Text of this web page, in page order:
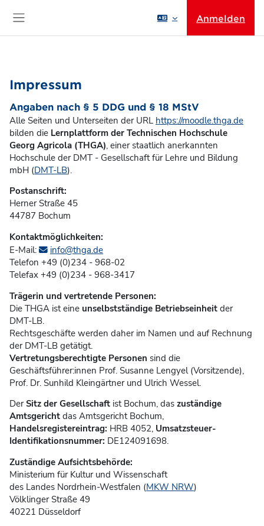
Anmelden
Impressum
Angaben nach § 5 DDG und § 18 MStV
Alle Seiten und Unterseiten der URL https://moodle.thga.de
bilden die Lernplattform der Technischen Hochschule
Georg Agricola (THGA), einer staatlich anerkannten
Hochschule der DMT - Gesellschaft für Lehre und Bildung
mbH (DMT-LB).
Postanschrift:
Herner Straße 45
44787 Bochum
Kontaktmöglichkeiten:
E-Mail:
info@thga.de
Telefon +49 (0)234 - 968-02
Telefax +49 (0)234 - 968-3417
Trägerin und vertretende Personen:
Die THGA ist eine unselbstständige Betriebseinheit der
DMT-LB.
Rechtsgeschäfte werden daher im Namen und auf Rechnung
der DMT-LB getätigt.
Vertretungsberechtigte Personen sind die
Geschäftsführer:innen Prof. Susanne Lengyel (Vorsitzende),
Prof. Dr. Sunhild Kleingärtner und Ulrich Wessel.
DerSitz der Gesellschaft ist Bochum, das zuständige
Amtsgericht das Amtsgericht Bochum,
Handelsregistereintrag: HRB 4052, Umsatzsteuer-
Identifikationsnummer: DE124091698.
Zuständige Aufsichtsbehörde:
Ministerium für Kultur und Wissenschaft
des Landes Nordrhein-Westfalen (MKW NRW)
Völklinger Straße 49
40221 Düsseldorf